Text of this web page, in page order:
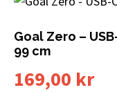
Goal Zero –
99 cm
169,00 kr